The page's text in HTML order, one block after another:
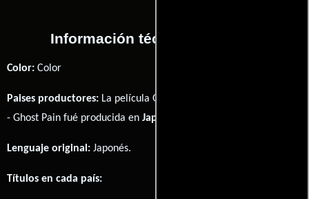
Información técnica y general
Color: Color
Paises productores: La película Ghost in the Shell Arise: Border 1
- Ghost Pain fué producida en Japón
Lenguaje original: Japonés.
Títulos en cada país: